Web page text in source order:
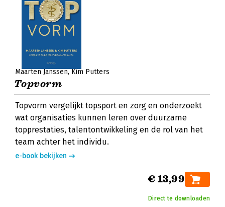
Maarten Janssen Kim Putters
Topvorm
Topvorm vergelijkt topsport en zorg en onderzoekt
wat organisaties kunnen leren over duurzame
topprestaties, talentontwikkeling en de rol van het
team achter het individu.
e-book bekijken
€ 13,99
Direct te downloaden